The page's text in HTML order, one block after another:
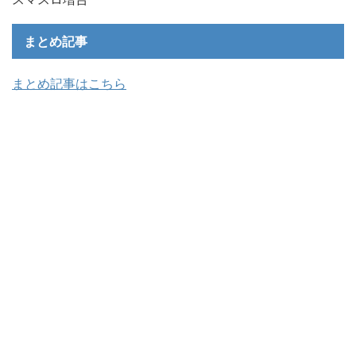
まとめ記事
まとめ記事はこちら